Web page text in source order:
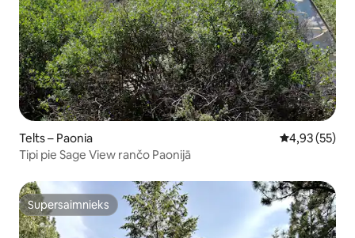
Telts – Paonia Vidējais
4,93 (55)
Tipi pie Sage View rančo Paonijā
Supersaimnieks
Supersaimnieks